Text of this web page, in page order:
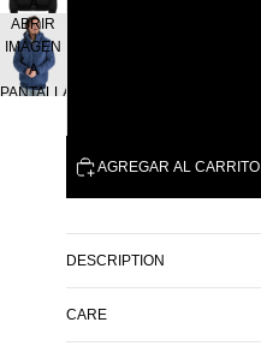
A
PANTALLA
COMPLETA
ABRIR
IMAGEN
A
PANTALLA
AGREGAR AL CARRITO
DESCRIPTION
CARE